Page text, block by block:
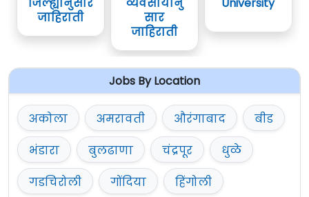
जिल्ह्यानुसार
जाहिराती
व्यवसायानु
सार
जाहिराती
University
Jobs By Location
अकोला अमरावती औरंगाबाद
बीड
भंडारा
बुलढाणा चंद्रपूर
धुळे
गडचिरोली
गोंदिया
हिंगोली